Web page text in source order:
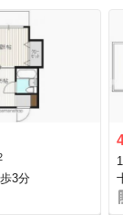
3分